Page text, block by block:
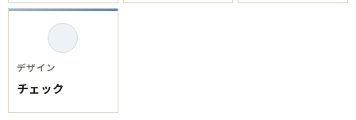
デザイン
チェック